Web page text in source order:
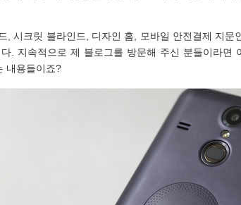
, 시크릿 블라인드, 디자인 홈, 모바일 안전결제 지문
. 지속적으로 제 블로그를 방문해 주신 분들이라면
내용들이죠?